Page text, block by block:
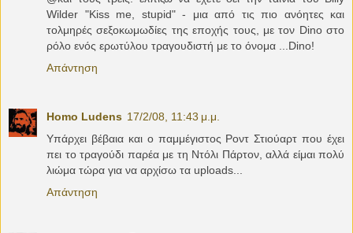
Wilder "Kiss me, stupid" - μια από τις πιο ανόητες και
τολμηρές σεξοκωμωδίες της εποχής τους, με τον Dino στο
ρόλο ενός ερωτύλου τραγουδιστή με το όνομα ...Dino!
Απάντηση
Homo Ludens 17/2/08, 11:43 μ.μ.
Υπάρχει βέβαια και ο παμμέγιστος Ροντ Στιούαρτ που έχει
πει το τραγούδι παρέα με τη Ντόλι Πάρτον, αλλά είμαι πολύ
λιώμα τώρα για να αρχίσω τα uploads...
Απάντηση